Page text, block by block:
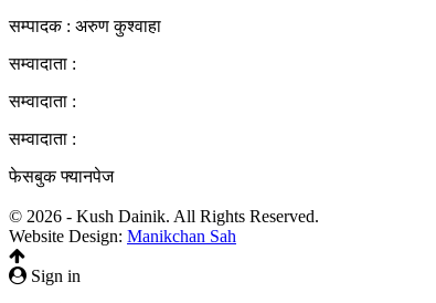
सम्पादक : अरुण कुश्वाहा
सम्वादाता :
सम्वादाता :
सम्वादाता :
फेसबुक फ्यानपेज
© 2026 - Kush Dainik. All Rights Reserved.
Website Design: Manikchan Sah
Sign in